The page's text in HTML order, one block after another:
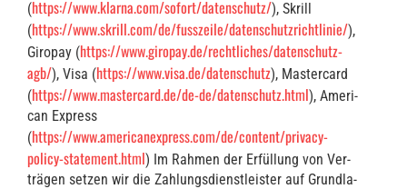
(https://www.klarna.com/sofort/datenschutz/), Skrill
(https://www.skrill.com/de/fusszeile/datenschutzrichtlinie/),
Giro­pay (https://www.giropay.de/rechtliches/datenschutz-
agb/), Visa (https://www.visa.de/datenschutz), Mas­ter­card
(https://www.mastercard.de/de-de/datenschutz.html), Ame­ri­
can Express
(https://www.americanexpress.com/de/content/privacy-
policy-statement.html) Im Rah­men der Erfül­lung von Ver­
trä­gen set­zen wir die Zah­lungs­dienst­leis­ter auf Grund­la­